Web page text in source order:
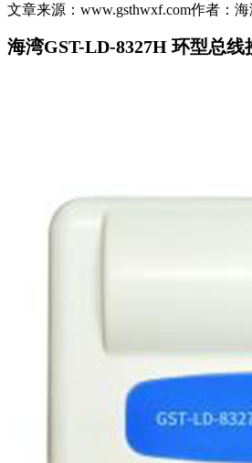
文章来源：www.gsthwxf.com作者：海
海湾GST-LD-8327H 环型总线